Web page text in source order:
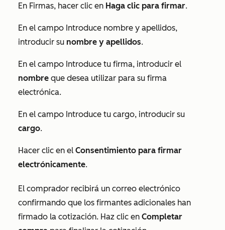
En Firmas, hacer clic en Haga clic para firmar.
En el campo Introduce nombre y apellidos,
introducir su nombre y apellidos.
En el campo Introduce tu firma, introducir el
nombre que desea utilizar para su firma
electrónica.
En el campo Introduce tu cargo, introducir su
cargo.
Hacer clic en el Consentimiento para firmar
electrónicamente.
El comprador recibirá un correo electrónico
confirmando que los firmantes adicionales han
firmado la cotización. Haz clic en Completar